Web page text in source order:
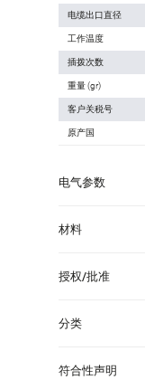
电缆出口直径
工作温度
插拨次数
重量 (gr)
客户关税号
原产国
电气参数
材料
授权/批准
分类
符合性声明